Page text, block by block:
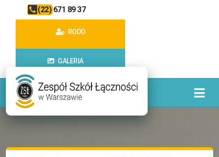
(22) 671 89 37
RODO
GALERIA